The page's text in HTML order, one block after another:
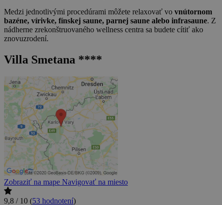
Medzi jednotlivými procedúrami môžete relaxovať vo vnútornom
bazéne, vírivke, fínskej saune, parnej saune alebo infrasaune. Z
nádherne zrekonštruovaného wellness centra sa budete cítiť ako
znovuzrodení.
Villa Smetana ****
Zobraziť na mape Navigovať na miesto
9,8 / 10 (53 hodnotení)